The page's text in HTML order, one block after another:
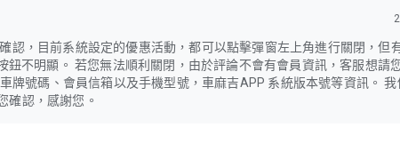
認，目前系統設定的優惠活動，都可以點擊彈窗左上角進行關閉，但
鈕不明顯。 若您無法順利關閉，由於評論不會有會員資訊，客服想請
牌號碼、會員信箱以及手機型號，車麻吉APP 系統版本號等資訊。 我
確認，感謝您。